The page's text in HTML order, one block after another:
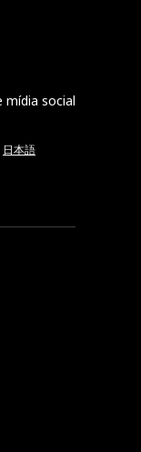
mídia social
日本語